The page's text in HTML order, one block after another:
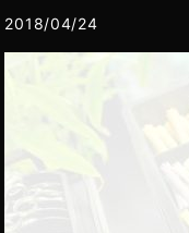
2018/04/24